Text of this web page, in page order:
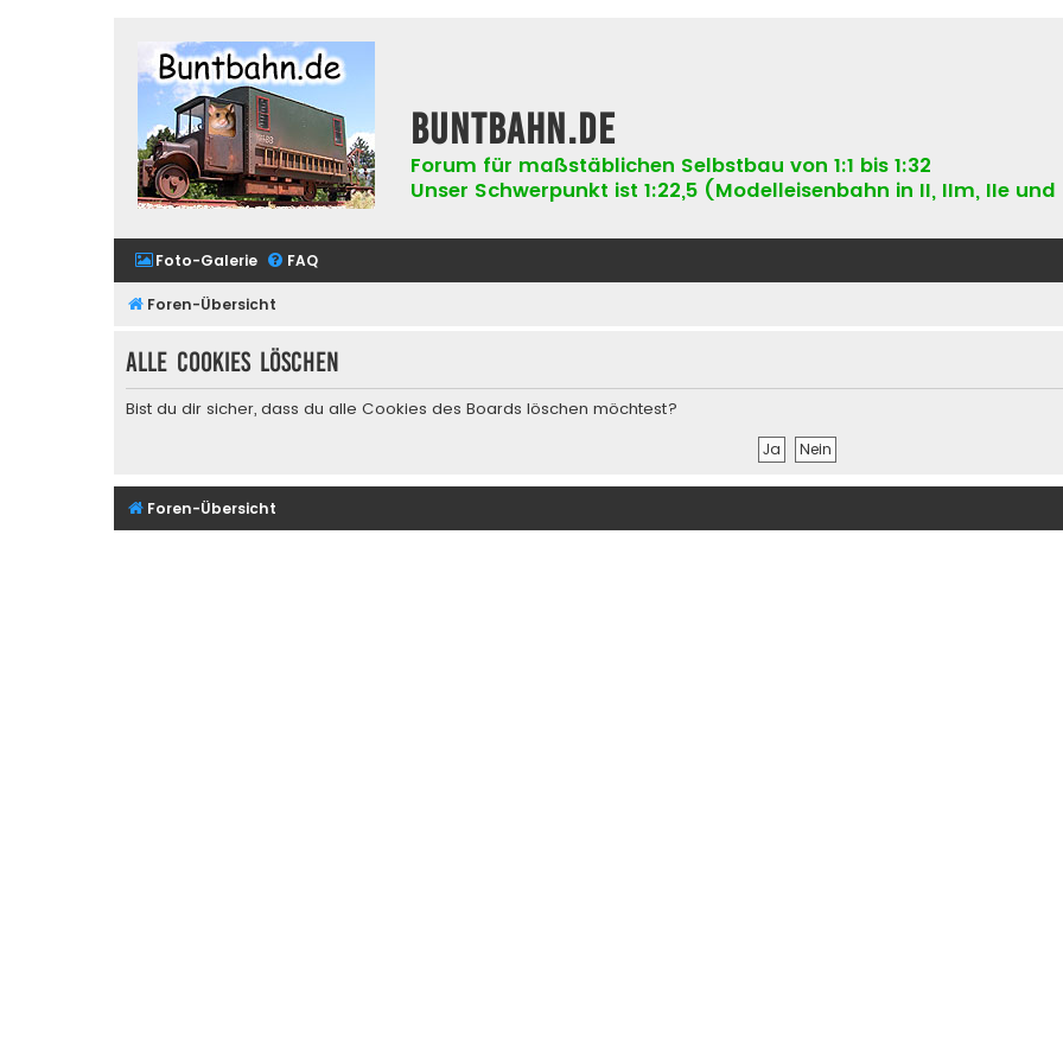
buntbahn.de
Forum für maßstäblichen Selbstbau von 1:1 bis 1:32
Unser Schwerpunkt ist 1:22,5 (Modelleisenbahn in II, IIm, IIe
Foto-Galerie FAQ
Foren-Übersicht
Alle Cookies löschen
Bist du dir sicher, dass du alle Cookies des Boards löschen möchtest?
Foren-Übersicht